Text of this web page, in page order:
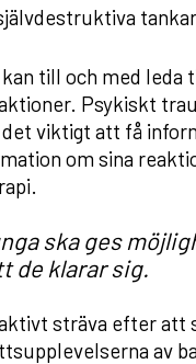
tankar
till och med leda
Psykiskt
viktigt att få
om sina
ska ges
de klarar sig.
sträva efter att
av